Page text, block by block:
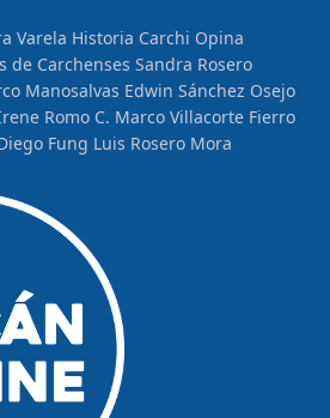
Varela Historia Carchi Opina
de Carchenses Sandra Rosero
Manosalvas Edwin Sánchez Osejo
Romo C. Marco Villacorte Fierro
Fung Luis Rosero Mora